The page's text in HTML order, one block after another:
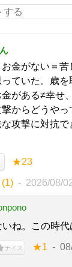
金がない＝
ていた。歳
金がある≠幸せ
撃からどうや
攻撃に対抗
★23
(1) 2026/08/
いね。この時代
ナイス ★1